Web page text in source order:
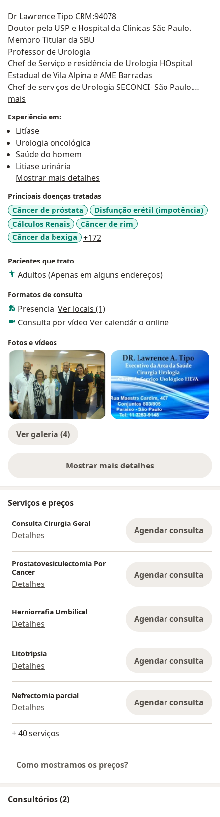
Dr Lawrence Tipo CRM:94078
Doutor pela USP e Hospital da Clínicas São Paulo.
Membro Titular da SBU
Professor de Urologia
Chef de Serviço e residência de Urologia HOspital
Estadual de Vila Alpina e AME Barradas
Chef de serviços de Urologia SECONCI- São Paulo.
MBA Executiva em Saúde FGV
Marketing Estratégico pelo INSPER São Paulo
Coach pela ICI
Lider coach pela ICI
mais
Experiência em:
Litíase
Urologia oncológica
Saúde do homem
Litiase urinária
Mostrar mais detalhes
Principais doenças tratadas
Câncer de próstata
Disfunção erétil (impotência)
Cálculos Renais
Câncer de rim
Câncer da bexiga
+172
Pacientes que trato
Adultos (Apenas em alguns endereços)
Formatos de consulta
Presencial Ver locais (1)
Consulta por vídeo Ver calendário online
Fotos e vídeos
Ver galeria (4)
Mostrar mais detalhes
sobre a experiência
Serviços e preços
Consulta Cirurgia Geral
Detalhes Agendar consulta
Prostatovesiculectomia Por
Cancer
Detalhes
Agendar consulta
Herniorrafia Umbilical
Detalhes Agendar consulta
Litotripsia
Detalhes Agendar consulta
Nefrectomia parcial
Detalhes Agendar consulta
+ 40 serviços
Como mostramos os preços?
Consultórios (2)